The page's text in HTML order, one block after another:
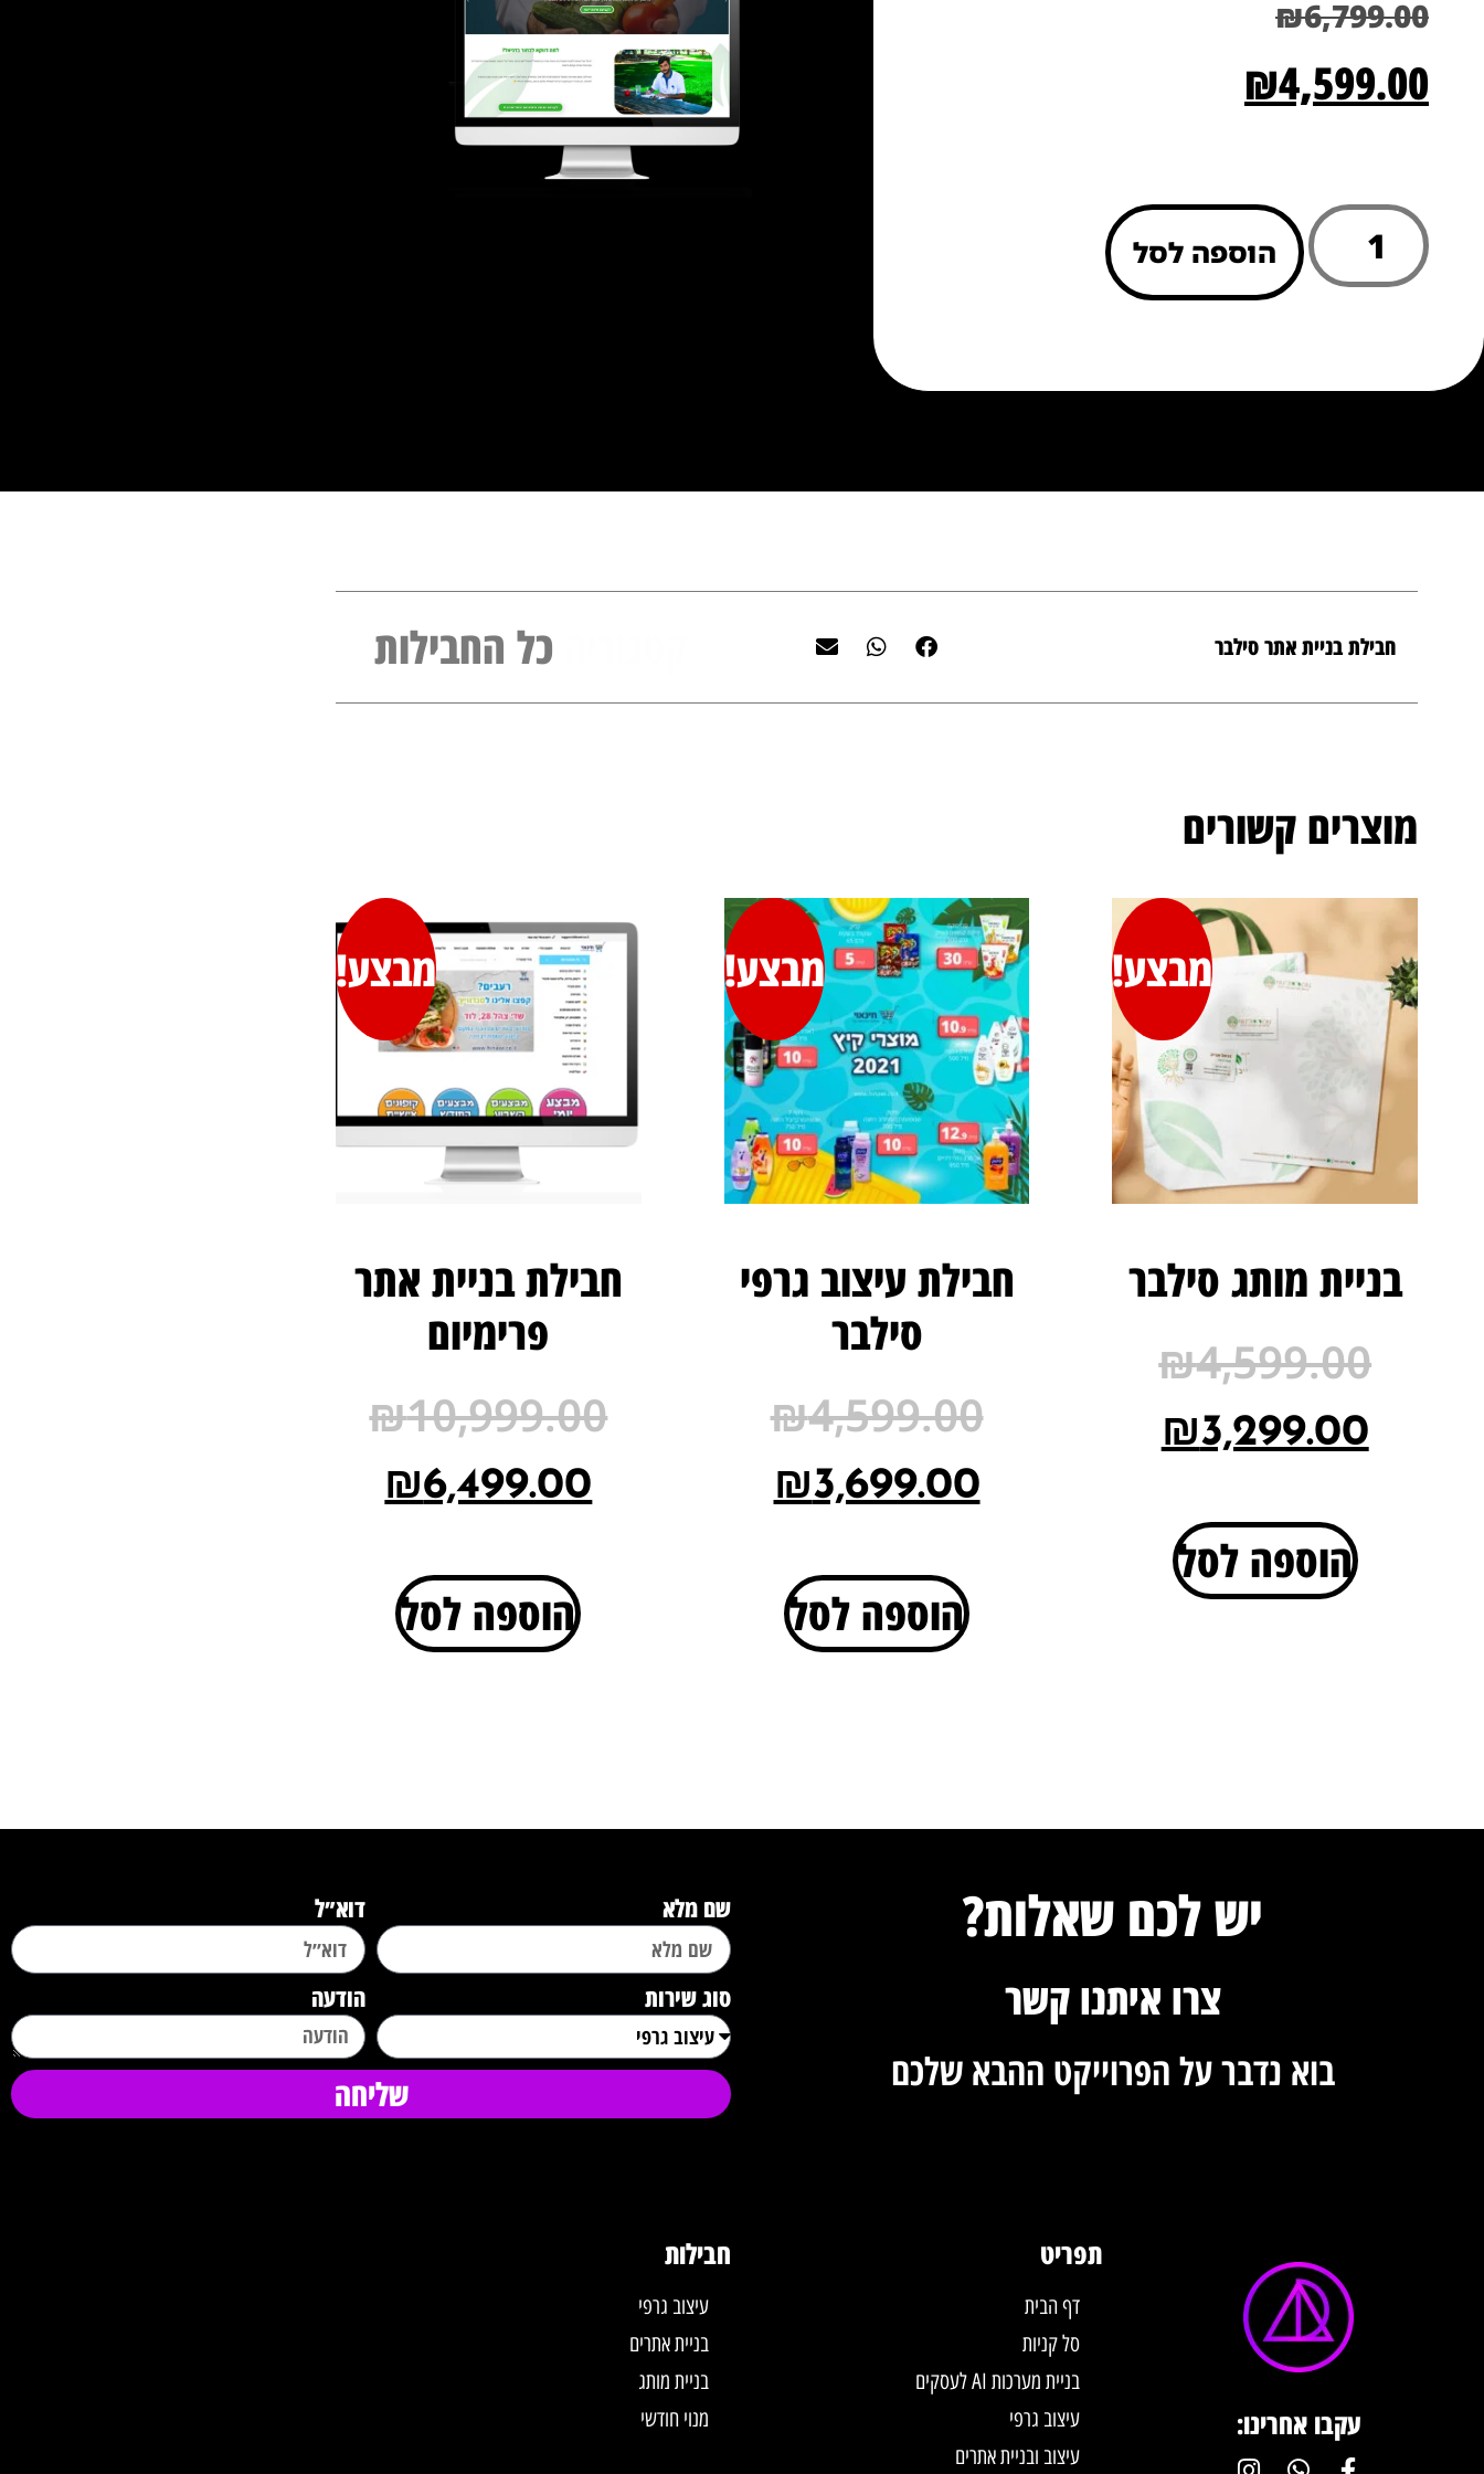
₪6,799.00
₪4,599.00
הוספה לסל
חבילת בניית אתר סילבר כל החבילות
מוצרים קשורים
מבצע!
בניית מותג סילבר
₪4,599.00
₪3,299.00
הוספה לסל
מבצע!
חבילת עיצוב גרפי
סילבר
₪4,599.00
₪3,699.00
הוספה לסל
מבצע!
חבילת בניית אתר
פרימיום
₪10,999.00
₪6,499.00
הוספה לסל
יש לכם שאלות?
צרו איתנו קשר
בוא נדבר על הפרוייקט ההבא שלכם
שם מלא דוא״ל
סוג שירות הודעה
שליחה
עקבו אחרינו:
תפריט
דף הבית
סל קניות
בניית מערכות AI לעסקים
עיצוב גרפי
עיצוב ובניית אתרים
חבילות
עיצוב גרפי
בניית אתרים
בניית מותג
מנוי חודשי